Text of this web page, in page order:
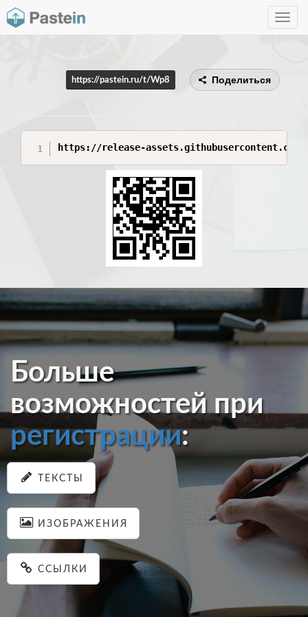
Toggle
https://pastein.ru/t/Wp8 Поделиться
https://release-assets.githubusercontent.com/github-
Больше
возможностей при
регистрации:
ТЕКСТЫ
ИЗОБРАЖЕНИЯ
ССЫЛКИ